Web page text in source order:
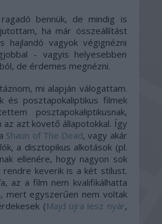
bennük, de mindig is
ha már összeállítást
hajlandó vagyok végignézni
- vagyis helyesebben
de érdemes megnézni.
mi alapján válogattam.
és posztapokaliptikus filmek
posztapokaliptikusnak,
az azt követő állapotokkal. Így
Shaun of The Dead, vagy akár
a disztopikus alkotások (pl.
ellenére, hogy nagyon sok
keverik is a két stílust.
az a film nem kvalifikálhatta
mert egyszerűen nem voltak
(Majd újra lesz nyár,